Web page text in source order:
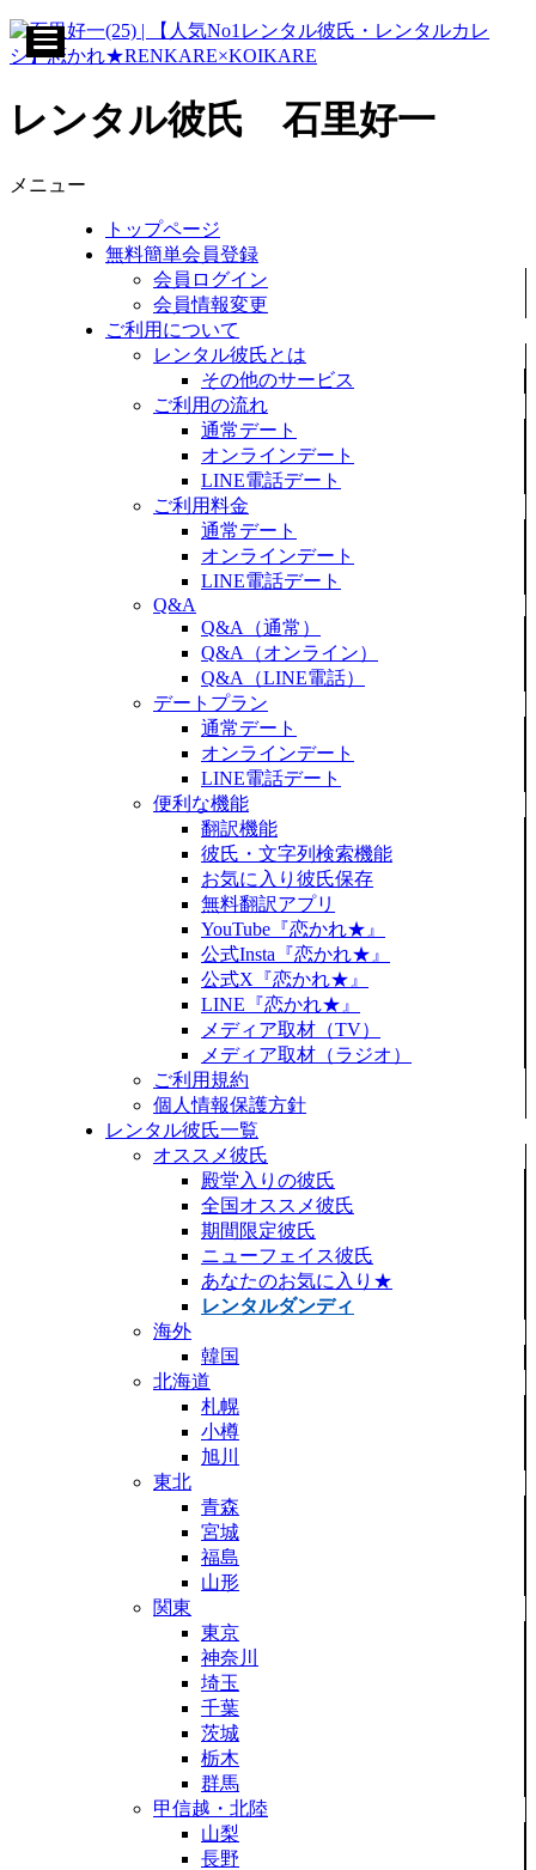
レンタル彼氏 石里好一
メニュー
トップページ
無料簡単会員登録
会員ログイン
会員情報変更
ご利用について
レンタル彼氏とは
その他のサービス
ご利用の流れ
通常デート
オンラインデート
LINE電話デート
ご利用料金
通常デート
オンラインデート
LINE電話デート
Q&A
Q&A（通常）
Q&A（オンライン）
Q&A（LINE電話）
デートプラン
通常デート
オンラインデート
LINE電話デート
便利な機能
翻訳機能
彼氏・文字列検索機能
お気に入り彼氏保存
無料翻訳アプリ
YouTube『恋かれ★』
公式Insta『恋かれ★』
公式X『恋かれ★』
LINE『恋かれ★』
メディア取材（TV）
メディア取材（ラジオ）
ご利用規約
個人情報保護方針
レンタル彼氏一覧
オススメ彼氏
殿堂入りの彼氏
全国オススメ彼氏
期間限定彼氏
ニューフェイス彼氏
あなたのお気に入り★
レンタルダンディ
海外
韓国
北海道
札幌
小樽
旭川
東北
青森
宮城
福島
山形
関東
東京
神奈川
埼玉
千葉
茨城
栃木
群馬
甲信越・北陸
山梨
長野